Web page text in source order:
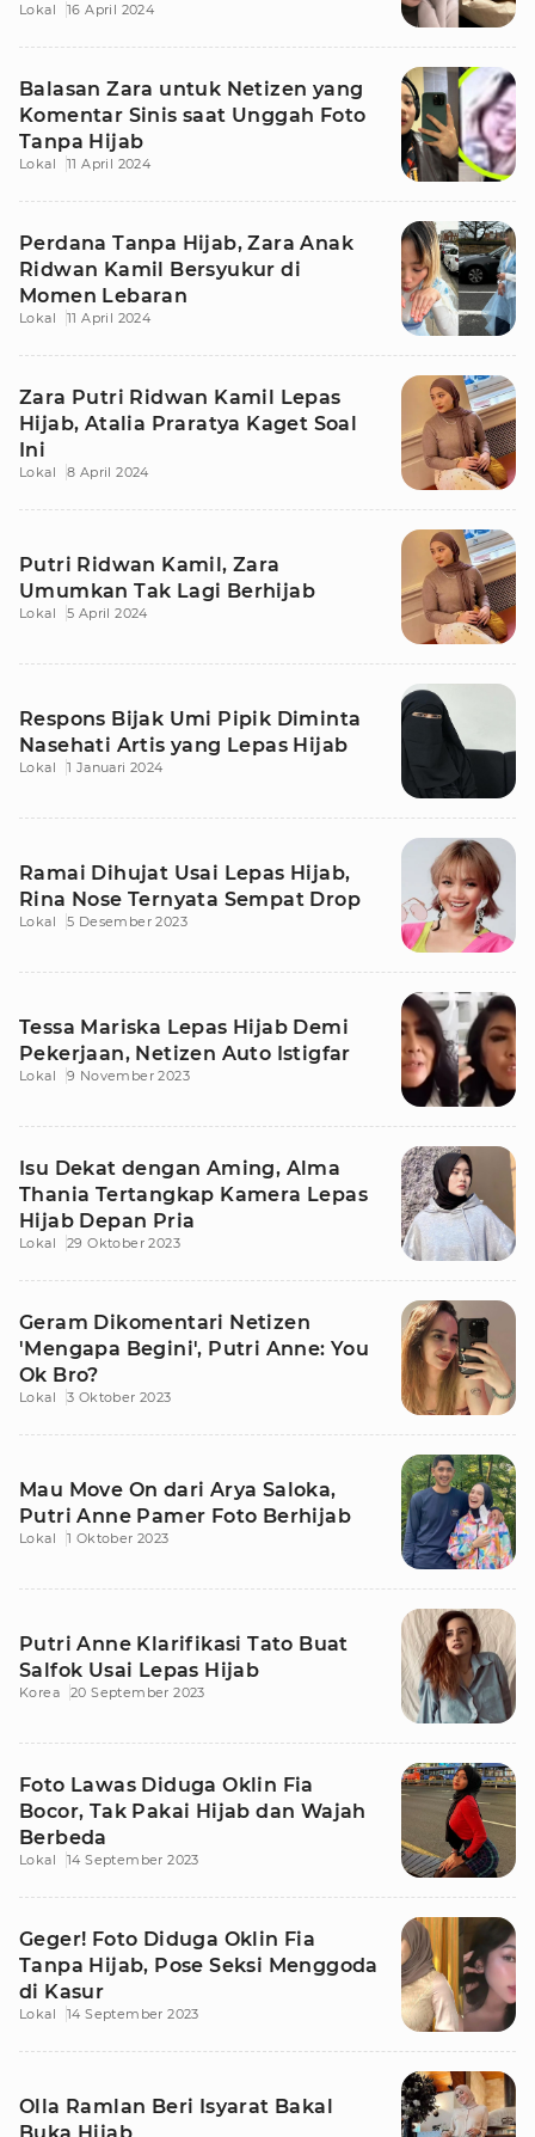
Lokal 16 April 2024
Balasan Zara untuk Netizen yang
Komentar Sinis saat Unggah Foto
Tanpa Hijab
Lokal 11 April 2024
Perdana Tanpa Hijab, Zara Anak
Ridwan Kamil Bersyukur di
Momen Lebaran
Lokal 11 April 2024
Zara Putri Ridwan Kamil Lepas
Hijab, Atalia Praratya Kaget Soal
Ini
Lokal 8 April 2024
Putri Ridwan Kamil, Zara
Umumkan Tak Lagi Berhijab
Lokal 5 April 2024
Respons Bijak Umi Pipik Diminta
Nasehati Artis yang Lepas Hijab
Lokal 1 Januari 2024
Ramai Dihujat Usai Lepas Hijab,
Rina Nose Ternyata Sempat Drop
Lokal 5 Desember 2023
Tessa Mariska Lepas Hijab Demi
Pekerjaan, Netizen Auto Istigfar
Lokal 9 November 2023
Isu Dekat dengan Aming, Alma
Thania Tertangkap Kamera Lepas
Hijab Depan Pria
Lokal 29 Oktober 2023
Geram Dikomentari Netizen
'Mengapa Begini', Putri Anne: You
Ok Bro?
Lokal 3 Oktober 2023
Mau Move On dari Arya Saloka,
Putri Anne Pamer Foto Berhijab
Lokal 1 Oktober 2023
Putri Anne Klarifikasi Tato Buat
Salfok Usai Lepas Hijab
Korea 20 September 2023
Foto Lawas Diduga Oklin Fia
Bocor, Tak Pakai Hijab dan Wajah
Berbeda
Lokal 14 September 2023
Geger! Foto Diduga Oklin Fia
Tanpa Hijab, Pose Seksi Menggoda
di Kasur
Lokal 14 September 2023
Olla Ramlan Beri Isyarat Bakal